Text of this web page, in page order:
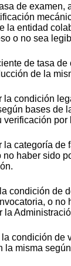
de examen,
la entidad
o no sea
de tasa
de la
la condición
bases de
verificación por
la categoría de
no haber sido
condición de
o no
la
condición de
la misma